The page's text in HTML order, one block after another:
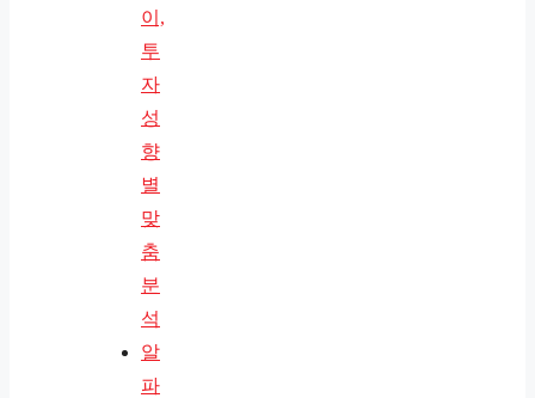
이,
투
자
성
향
별
맞
춤
분
석
알
파